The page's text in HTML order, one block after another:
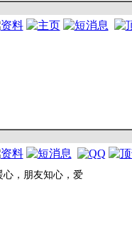
心，朋友知心，爱